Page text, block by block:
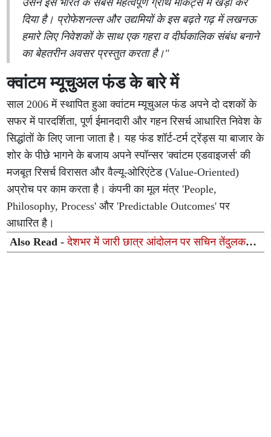
उसने इसे भारत के सबसे महत्वपूर्ण ग्रोथ मार्केट्स में खड़ा कर
दिया है। प्रोफेशनल्स और उद्यमियों के इस बढ़ते गढ़ में लखनऊ
हमारे लिए निवेशकों के साथ एक गहरा व दीर्घकालिक संबंध बनाने
का बेहतरीन अवसर प्रस्तुत करता है।"
क्वांटम म्यूचुअल फंड के बारे में
साल 2006 में स्थापित हुआ क्वांटम म्यूचुअल फंड अपने दो दशकों के
सफर में पारदर्शिता, पूर्ण ईमानदारी और गहन रिसर्च आधारित निवेश के
सिद्धांतों के लिए जाना जाता है। यह फंड शॉर्ट-टर्म ट्रेंड्स या बाजार के
शोर के पीछे भागने के बजाय अपने स्पॉन्सर 'क्वांटम एडवाइजर्स' की
मजबूत रिसर्च विरासत और वैल्यू-ओरिएंटेड (Value-Oriented)
अप्रोच पर काम करता है। कंपनी का मूल मंत्र 'People,
Philosophy, Process' और 'Predictable Outcomes' पर
आधारित है।
Also Read -देशभर में जारी छात्र आंदोलन पर सचिन तेंदुलकर
का बड़ा बयान: दिवंगत पिता को याद कर दिया भावुक संदेश